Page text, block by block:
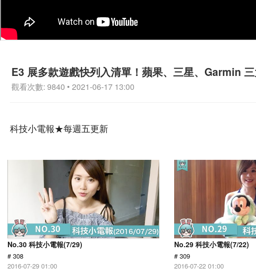
E3 展多款遊戲快列入清單！蘋果、三星、Garmin
觀看次數: 9840 • 2021-06-17 13:00
科技小電報★每週五更新
No.30 科技小電報(7/29)
# 308
2016-07-29 01:00
No.29 科技小電報(7/22)
# 309
2016-07-22 01:00